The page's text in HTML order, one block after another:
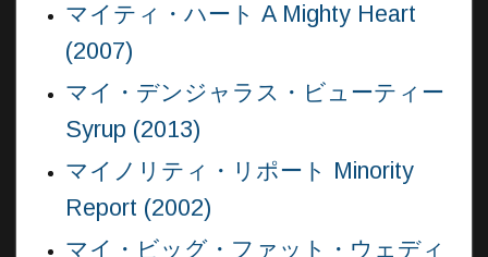
マイティ・ハート A Mighty Heart
(2007)
マイ・デンジャラス・ビューティー
Syrup (2013)
マイノリティ・リポート Minority
Report (2002)
マイ・ビッグ・ファット・ウェディ